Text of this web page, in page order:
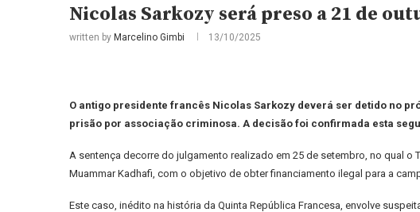
Nicolas Sarkozy será preso a 21 de
written by Marcelino Gimbi 13/10/2025
O antigo presidente francês Nicolas Sarkozy deverá ser detido no
prisão por associação criminosa. A decisão foi confirmada esta
A sentença decorre do julgamento realizado em 25 de setembro, no qual
Muammar Kadhafi, com o objetivo de obter financiamento ilegal para a
Este caso, inédito na história da Quinta República Francesa, envolve